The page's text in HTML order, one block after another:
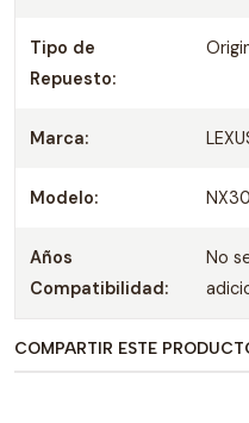
Tipo de
Repuesto:
Marca:
Modelo:
Años
Compatibilidad:
No
COMPARTIR ESTE